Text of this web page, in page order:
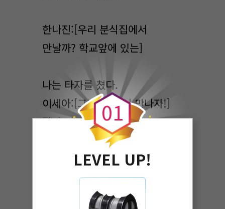
한나진:[우리 분식집에서
만날까? 학교앞에 있는]
나는 타자를 쳤다.
이세아:[그래! 거기서 만나자!]
잠시 뒤 메시지도 떴다.
한나진:[세아야! 긴급속보!]
이세아[...?]
0
0
1
LEVEL UP!